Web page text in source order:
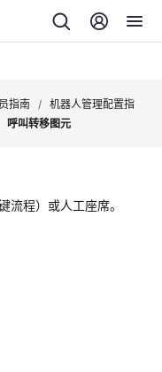
指南 / 机器人管理配置指
呼叫转移图元
流程）或人工座席。